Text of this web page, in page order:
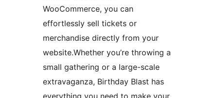
WooCommerce, you can
effortlessly sell tickets or
merchandise directly from your
website.Whether you’re throwing a
small gathering or a large-scale
extravaganza, Birthday Blast has